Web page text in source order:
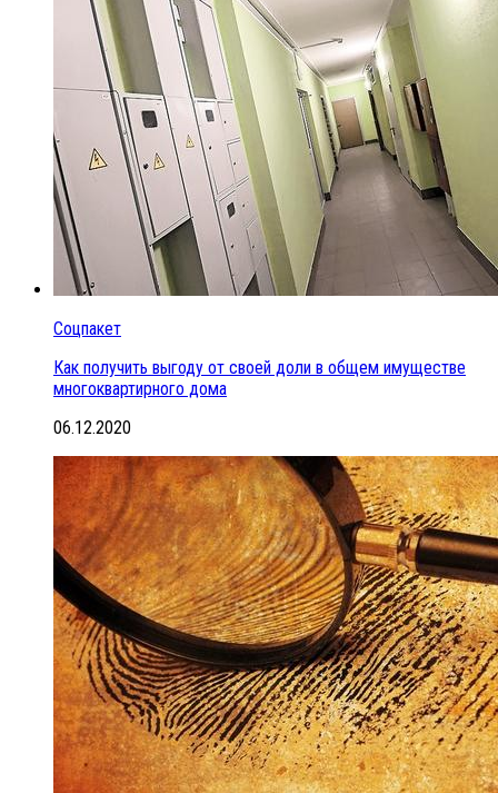
Соцпакет
Как получить выгоду от своей доли в общем имуществе
многоквартирного дома
06.12.2020